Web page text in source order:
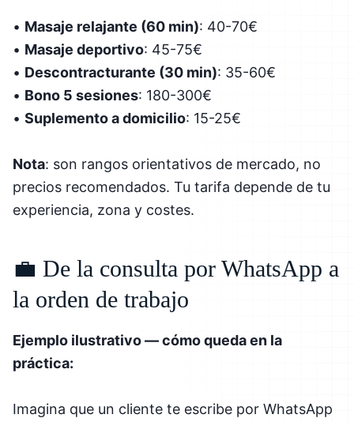
• Masaje relajante (60 min): 40-70€
• Masaje deportivo: 45-75€
• Descontracturante (30 min): 35-60€
• Bono 5 sesiones: 180-300€
• Suplemento a domicilio: 15-25€
Nota: son rangos orientativos de mercado, no
precios recomendados. Tu tarifa depende de tu
experiencia, zona y costes.
💼 De la consulta por WhatsApp a
la orden de trabajo
Ejemplo ilustrativo — cómo queda en la
práctica:
Imagina que un cliente te escribe por WhatsApp